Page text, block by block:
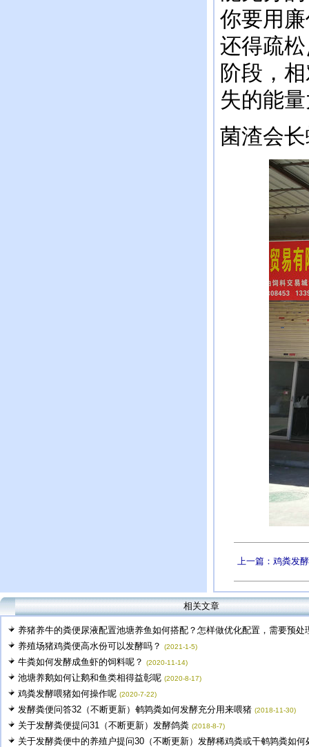
你要用
还得疏
阶段，
失的能
菌渣会
上一篇：鸡粪发
相关文章
养猪养牛的粪便尿液配置池塘养鱼如何搭配？怎样做优化配置，需要预处
养殖场猪鸡粪便高水份可以发酵吗？
(2021-1-5)
牛粪如何发酵成鱼虾的饲料呢？ (2020-11-14)
池塘养鹅如何让鹅和鱼类相得益彰呢 (2020-8-17)
鸡粪发酵喂猪如何操作呢 (2020-7-22)
发酵粪便问答32（不断更新）鹌鹑粪如何发酵充分用来喂猪 (2018-11-30)
关于发酵粪便提问31（不断更新）发酵鸽粪 (2018-8-7)
关于发酵粪便中的养殖户提问30（不断更新）发酵稀鸡粪或干鹌鹑粪如何